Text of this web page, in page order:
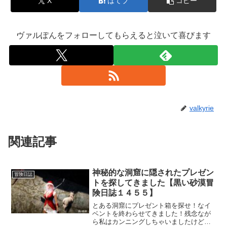
ヴァルぽんをフォローしてもらえると泣いて喜びます
valkyrie
関連記事
冒険日誌
神秘的な洞窟に隠されたプレゼン
トを探してきました【黒い砂漠冒
険日誌１４５５】
とある洞窟にプレゼント箱を探せ！なイ
ベントを終わらせてきました！残念なが
ら私はカンニングしちゃいましたけど、